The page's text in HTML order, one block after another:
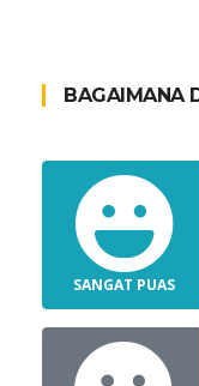
BAGAIMANA
SANGAT PUAS